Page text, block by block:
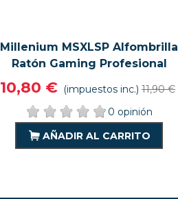
VISTA RÁPIDA VER MÁS
Millenium MSXLSP Alfombrilla
Ratón Gaming Profesional
10,80 € (impuestos inc.) 11,90 €
0 opinión
AÑADIR AL CARRITO